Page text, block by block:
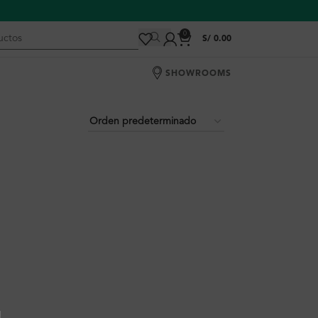
0
S/ 0.00
SHOWROOMS